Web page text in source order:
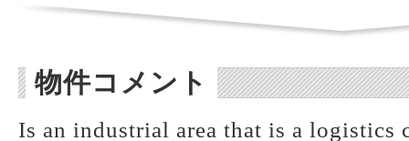
物件コメント
Is an industrial area that is a logistics